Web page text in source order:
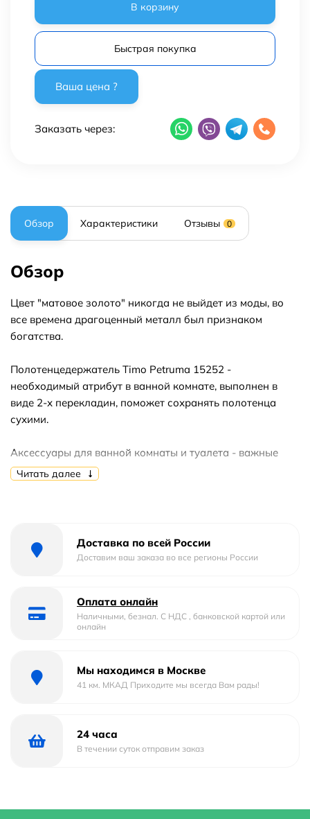
В корзину
Быстрая покупка
Заказать через:
Обзор Характеристики Отзывы 0
Обзор
Цвет "матовое золото" никогда не выйдет из моды, во
все времена драгоценный металл был признаком
богатства.
Полотенцедержатель Timo Petruma 15252 -
необходимый атрибут в ванной комнате, выполнен в
виде 2-х перекладин, поможет сохранять полотенца
сухими.
Аксессуары для ванной комнаты и туалета - важные
составляющие комфортной и продуманной обстановки.
Читать далее
Доставка по всей России
Доставим ваш заказа во все регионы России
Оплата онлайн
Наличными, безнал. С НДС , банковской картой или
онлайн
Мы находимся в Москве
41 км. МКАД Приходите мы всегда Вам рады!
24 часа
В течении суток отправим заказ